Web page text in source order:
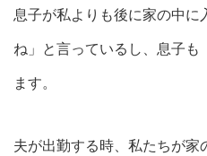
息子が私よりも後に家の中に
ね」と言っているし、息子も
ます。
夫が出勤する時、私たちが家